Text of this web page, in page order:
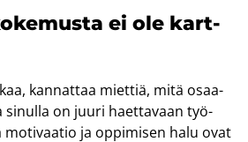
ei ole kart­
kan­nat­taa miet­tiä, mitä osaa­
si­nul­la on juuri haet­ta­vaan työ­
mo­ti­vaa­tio ja op­pi­mi­sen halu ovat